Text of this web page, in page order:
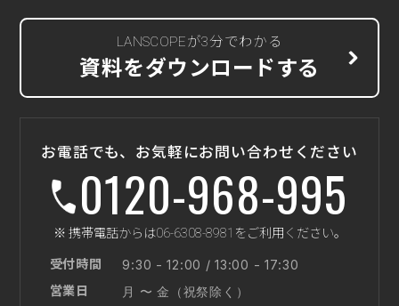
LANSCOPEが3分でわかる
資料をダウンロードする
お電話でも、お気軽にお問い合わせください
0120-968-995
※ 携帯電話からは06-6308-8981をご利用ください。
受付時間 9:30 - 12:00 / 13:00 - 17:30
営業日 月 〜 金（祝祭除く）